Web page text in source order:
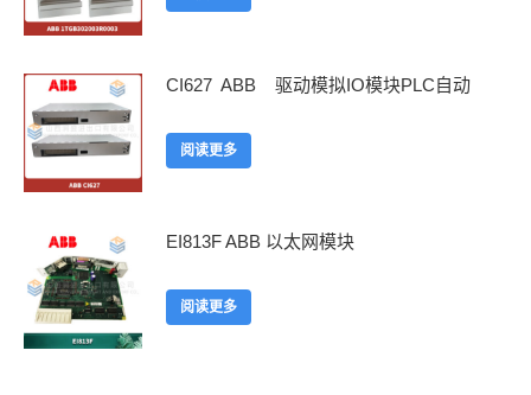
CI627 ABB 驱动模拟IO模块PLC自动
阅读更多
EI813F ABB 以太网模块
阅读更多